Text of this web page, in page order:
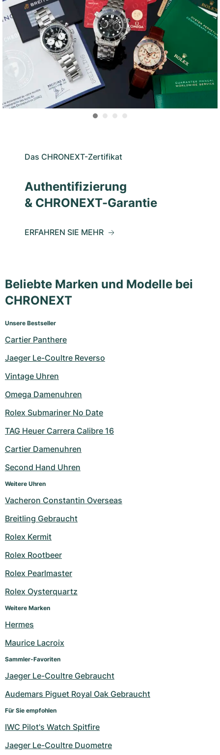
Das CHRONEXT-Zertifikat
Authentifizierung
& CHRONEXT-Garantie
ERFAHREN SIE MEHR
Beliebte Marken und Modelle bei
CHRONEXT
Unsere Bestseller
Cartier Panthere
Jaeger Le-Coultre Reverso
Vintage Uhren
Omega Damenuhren
Rolex Submariner No Date
TAG Heuer Carrera Calibre 16
Cartier Damenuhren
Second Hand Uhren
Weitere Uhren
Vacheron Constantin Overseas
Breitling Gebraucht
Rolex Kermit
Rolex Rootbeer
Rolex Pearlmaster
Rolex Oysterquartz
Weitere Marken
Hermes
Maurice Lacroix
Sammler-Favoriten
Jaeger Le-Coultre Gebraucht
Audemars Piguet Royal Oak Gebraucht
Für Sie empfohlen
IWC Pilot's Watch Spitfire
Jaeger Le-Coultre Duometre